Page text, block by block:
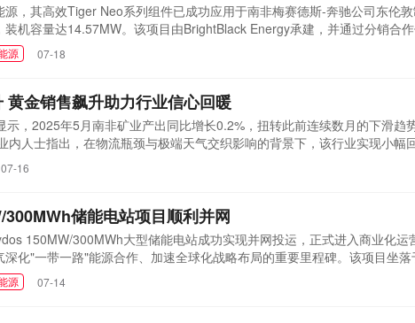
，其高效Tiger Neo系列组件已成功应用于南非梅赛德斯-奔驰公司东伦
机容量达14.57MW。该项目由BrightBlack Energy承建，并通过分销合
，是南非迄今为止已建成的规模最大的屋顶光伏项目，为该地区工业可持
为晶科能源TOPCon技术路径的旗舰产品，Tiger Neo系列自2023年推出以
源 07-18
金销售飙升助力行业信心回暖
，2025年5月南非矿业产出同比增长0.2%，扭转此前连续数月的下滑趋
人士指出，在物流瓶颈与极端天气交织影响的背景下，该行业实现小幅
据显示，铁矿石当月产出同比增长12.5%，对整体产量增长贡献达1.7个百
和4.6%，持续拖累行业整体表现。铂族金属在4月经历24.1%的大幅下滑
07-16
储能电站项目顺利并网
150MW/300MWh大型储能电站成功实现并网投运，正式进入商业化运
化"一带一路"能源合作、加速全球化战略布局的重要里程碑。该项目坐落
Power投资与浙江火电共同建设，是当地500MW大型光伏园区的重要配套
池储能系统的项目，成功填补了埃及电网在规模化储能应用领域的空白。
源 07-14